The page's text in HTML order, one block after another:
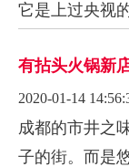
它是上过央视
有拈头火锅新
2020-01-14
成都的市井之
子的街。而是